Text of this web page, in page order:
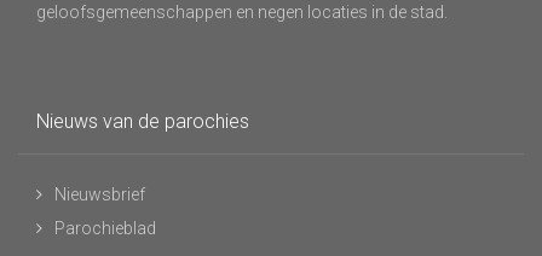
geloofsgemeenschappen en negen locaties in de stad.
Nieuws van de parochies
Nieuwsbrief
Parochieblad